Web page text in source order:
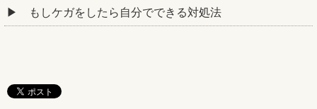
もしケガをしたら自分でできる対処法